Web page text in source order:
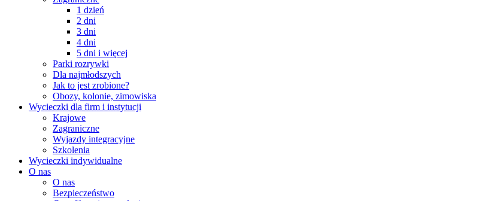
1 dzień
2 dni
3 dni
4 dni
5 dni i więcej
Parki rozrywki
Dla najmłodszych
Jak to jest zrobione?
Obozy, kolonie, zimowiska
Wycieczki dla firm i instytucji
Krajowe
Zagraniczne
Wyjazdy integracyjne
Szkolenia
Wycieczki indywidualne
O nas
O nas
Bezpieczeństwo